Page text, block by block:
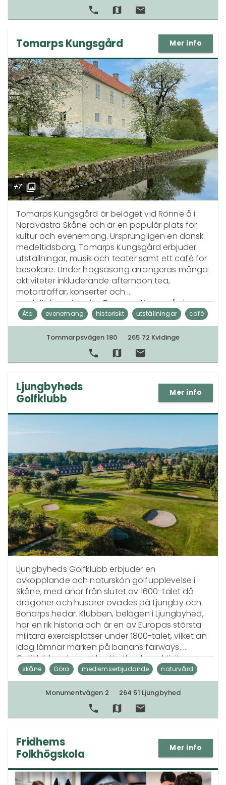
lamm
+7
Tomarps Kungsgård är beläget vid Rönne å i
Nordvästra Skåne och är en populär plats för
kultur och evenemang. Ursprungligen en dansk
medeltidsborg, Tomarps Kungsgård erbjuder
utställningar, musik och teater samt ett café för
besökare. Under högsäsong arrangeras många
aktiviteter inkluderande afternoon tea,
motorträffar, konserter och
medeltidsmarknader. Tomarps Kungsgårds
Vänner erbjuder medlemmar fri entré till
utställningar och andra förmåner. Entréavgifter
varierar beroende på evenemang och ålder.
Äta evenemang historiskt utställningar
café
Tommarpsvägen 180 265 72 Kvidinge
Tomarps Kungsgård Mer info
Ljungbyheds Golfklubb erbjuder en
avkopplande och naturskön golfupplevelse i
Skåne, med anor från slutet av 1600-talet då
dragoner och husarer övades på Ljungby och
Bonarps hedar. Klubben, belägen i Ljungbyhed,
har en rik historia och är en av Europas största
militära exercisplatser under 1800-talet, vilket än
idag lämnar märken på banans fairways.
Golfklubben har ett brett utbud av aktiviter
inklusive tävlingar, medlemsförmåner, och el-
plats för husbilar och husvagnar. Klubben
engagerar sig i naturvårdsprojekt, och områden
kring golfbanan är beroende av bränning för
att bevara biologisk mångfald. Ljungbyheds GK
och gästgiverier för golfpaket.
skåne Göra medlemserbjudande
naturvård
Monumentvägen 2 264 51 Ljungbyhed
Ljungbyheds
Golfklubb
Mer info
Fridhems
Folkhögskola
Mer info